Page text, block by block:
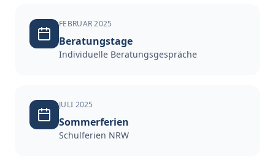
FEBRUAR 2025
Beratungstage
Individuelle Beratungsgespräche
JULI 2025
Sommerferien
Schulferien NRW